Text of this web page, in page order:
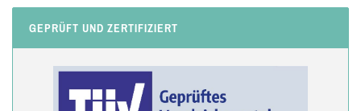
GEPRÜFT UND ZERTIFIZIERT